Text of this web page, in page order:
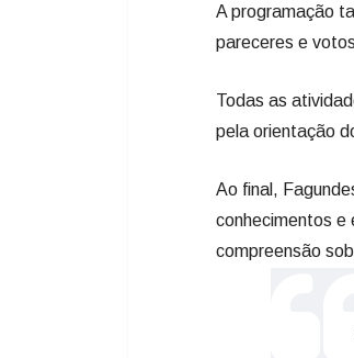
A programação
pareceres e
Todas as
pela orientação
Ao final,
conhecimentos e
compreensão